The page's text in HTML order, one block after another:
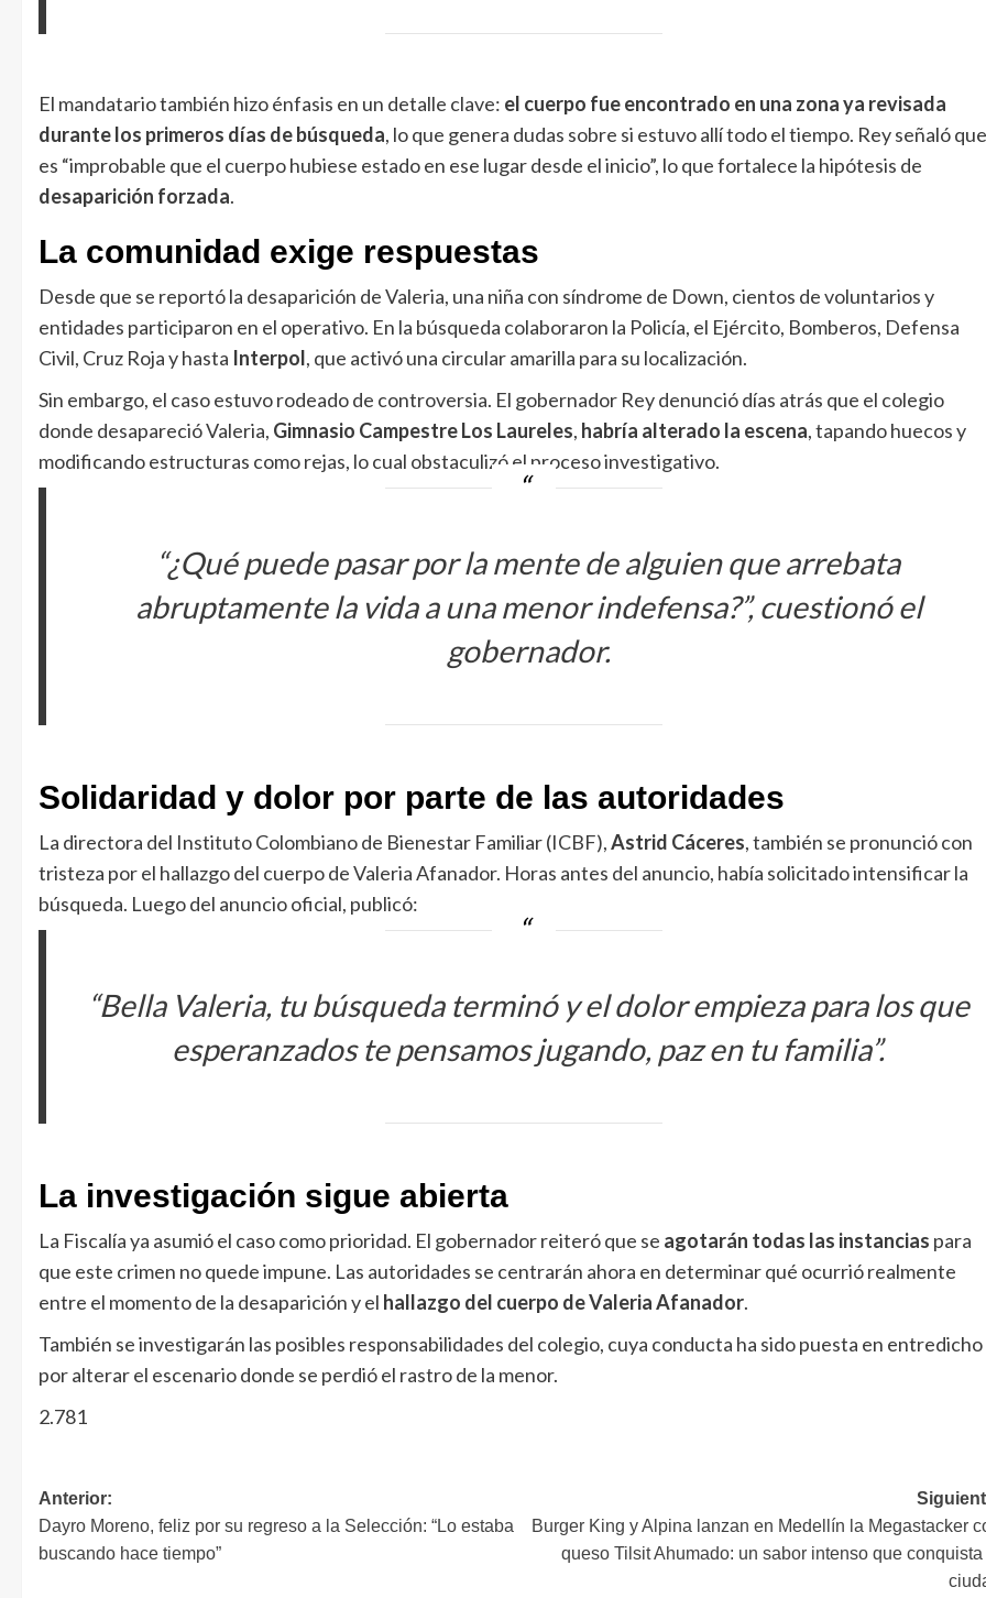
El mandatario también hizo énfasis en un detalle clave: el cuerpo fue encontrado en una zona ya revisada
durante los primeros días de búsqueda, lo que genera dudas sobre si estuvo allí todo el tiempo. Rey señaló que
es “improbable que el cuerpo hubiese estado en ese lugar desde el inicio”, lo que fortalece la hipótesis de
desaparición forzada.
La comunidad exige respuestas
Desde que se reportó la desaparición de Valeria, una niña con síndrome de Down, cientos de voluntarios y
entidades participaron en el operativo. En la búsqueda colaboraron la Policía, el Ejército, Bomberos, Defensa
Civil, Cruz Roja y hasta Interpol, que activó una circular amarilla para su localización.
Sin embargo, el caso estuvo rodeado de controversia. El gobernador Rey denunció días atrás que el colegio
donde desapareció Valeria, Gimnasio Campestre Los Laureles, habría alterado la escena, tapando huecos y
modificando estructuras como rejas, lo cual obstaculizó el proceso investigativo.
“¿Qué puede pasar por la mente de alguien que arrebata
abruptamente la vida a una menor indefensa?”, cuestionó el
gobernador.
Solidaridad y dolor por parte de las autoridades
La directora del Instituto Colombiano de Bienestar Familiar (ICBF),Astrid Cáceres, también se pronunció con
tristeza por el hallazgo del cuerpo de Valeria Afanador. Horas antes del anuncio, había solicitado intensificar la
búsqueda. Luego del anuncio oficial, publicó:
“Bella Valeria, tu búsqueda terminó y el dolor empieza para los que
esperanzados te pensamos jugando, paz en tu familia”.
La investigación sigue abierta
La Fiscalía ya asumió el caso como prioridad. El gobernador reiteró que se agotarán todas las instancias para
que este crimen no quede impune. Las autoridades se centrarán ahora en determinar qué ocurrió realmente
entre el momento de la desaparición y el hallazgo del cuerpo de Valeria Afanador.
También se investigarán las posibles responsabilidades del colegio, cuya conducta ha sido puesta en entredicho
por alterar el escenario donde se perdió el rastro de la menor.
2.781
Anterior:
Dayro Moreno, feliz por su regreso a la Selección: “Lo estaba
buscando hace tiempo”
Burger King y Alpina lanzan en Medellín la Megastacker
queso Tilsit Ahumado: un sabor intenso que